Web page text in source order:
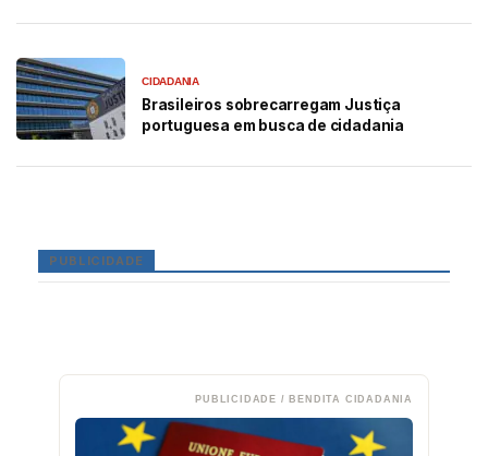
CIDADANIA
Brasileiros sobrecarregam Justiça
portuguesa em busca de cidadania
PUBLICIDADE
PUBLICIDADE / BENDITA CIDADANIA